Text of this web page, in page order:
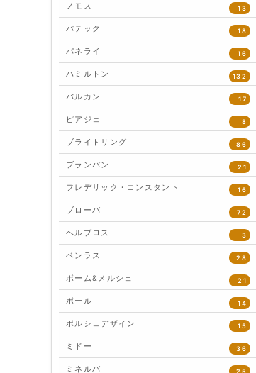
ノモス 13
パテック 18
パネライ 16
ハミルトン 132
バルカン 17
ピアジェ 8
ブライトリング 86
ブランパン 21
フレデリック・コンスタント 16
ブローバ 72
ヘルブロス 3
ベンラス 28
ボーム&メルシェ 21
ボール 14
ポルシェデザイン 15
ミドー 36
ミネルバ 25